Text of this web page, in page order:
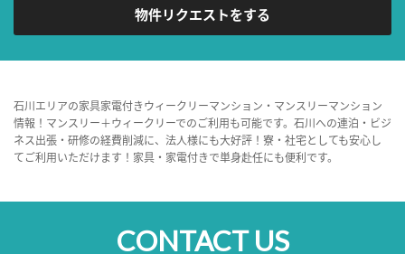
物件リクエストをする
石川エリアの家具家電付きウィークリーマンション・マンスリーマンション
情報！マンスリー＋ウィークリーでのご利用も可能です。石川への連泊・ビジ
ネス出張・研修の経費削減に、法人様にも大好評！寮・社宅としても安心し
てご利用いただけます！家具・家電付きで単身赴任にも便利です。
CONTACT US